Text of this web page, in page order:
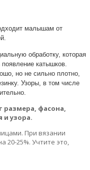
малышам от
обработку, которая
катышков.
но не сильно плотно,
Узоры, в том числе
размера, фасона,
и узора.
При вязании
20-25%. Учтите это,